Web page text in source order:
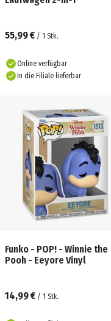
55,99 € / 1 Stk.
Online verfügbar
In die Filiale lieferbar
Funko - POP! - Winnie the
Pooh - Eeyore Vinyl
14,99 € / 1 Stk.